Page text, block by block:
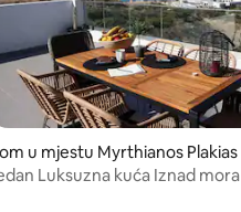
4,9 od 5, recenzija: 51
u mjestu Myrthianos Plakias
Jedan Luksuzna kuća Iznad mora